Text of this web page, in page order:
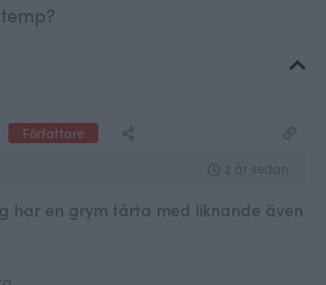
Författare
2 år sedan
har en grym tårta med liknande även